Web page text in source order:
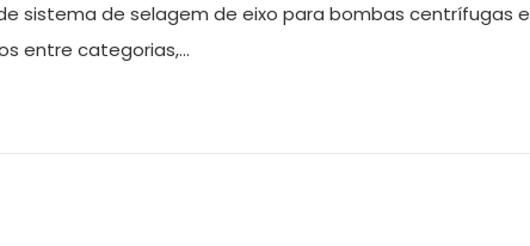
sistema de selagem de eixo para bombas centrífugas e
entre categorias,...